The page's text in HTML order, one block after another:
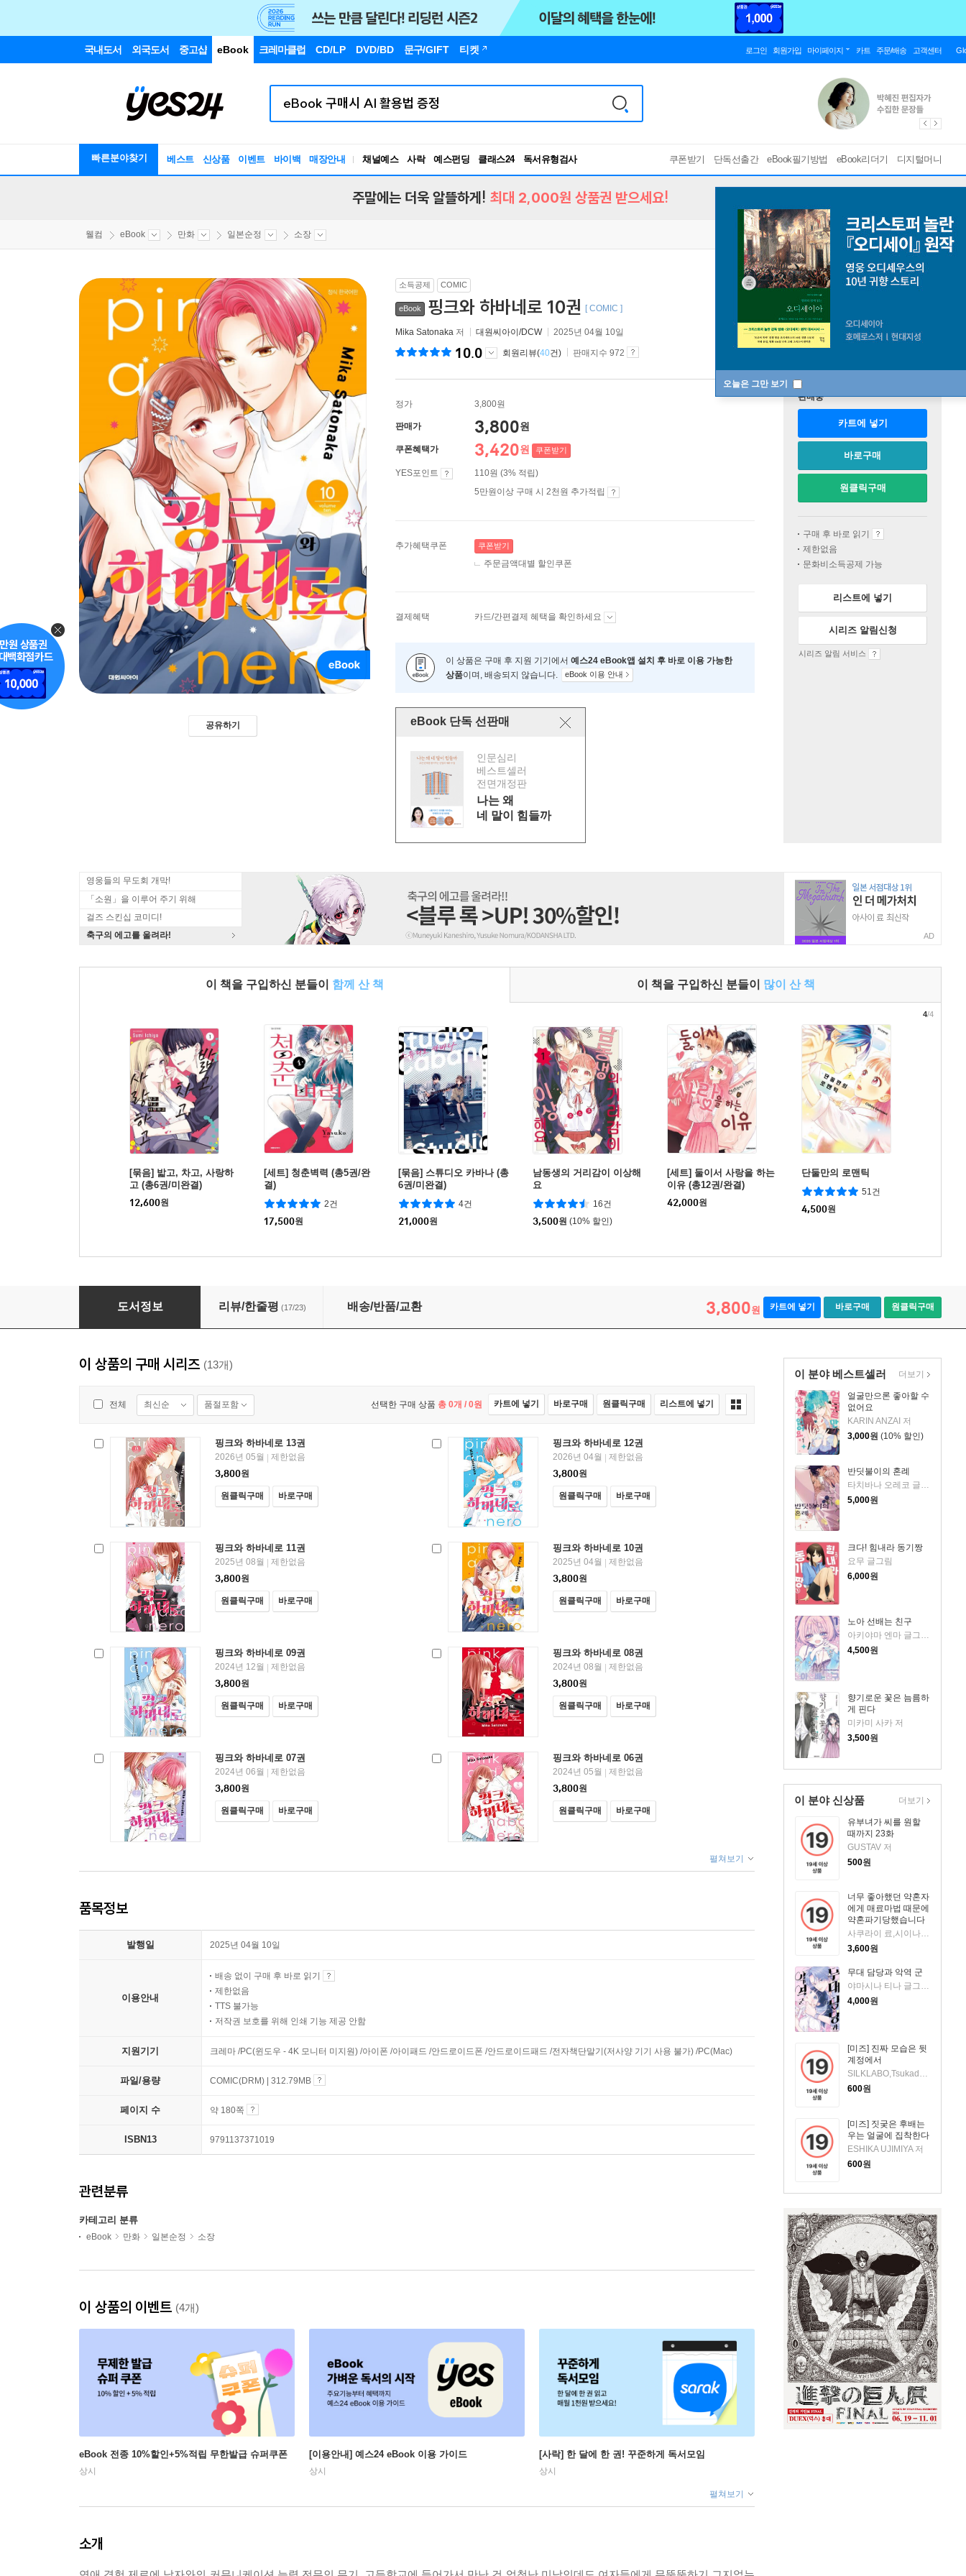
국내도서 외국도서 중고샵 eBook 크레마클럽 CD/LP DVD/BD 문구/GIFT 티켓 로그인 회원가입 마이페이지 카트 주문/배송 고객센터
빠른분야찾기 베스트 신상품 이벤트 바이백 매장안내 채널예스 사락 예스펀딩 클래스24
독서유형검사
RBTI Lab
쿠폰받기 단독선출간 eBook필기방법 eBook리더기 디지털머니
오늘은 그만 보기
주말에는 더욱 알뜰하게! 최대 2,000원 상품권 받으세요!
웰컴 eBook 만화 일본순정 소장
공유하기
소득공제 COMIC
eBook 핑크와 하바네로 10권 [ COMIC ]
Mika Satonaka 저 대원씨아이/DCW 2025년 04월 10일
10.0 회원리뷰(40건) 판매지수 972
정가 3,800원
판매가 3,800원
쿠폰혜택가 3,420원 쿠폰받기
YES포인트
110원 (3% 적립)
5만원이상 구매 시 2천원 추가적립
추가혜택쿠폰 쿠폰받기
주문금액대별 할인쿠폰
결제혜택 카드/간편결제 혜택을 확인하세요
이 상품은 구매 후 지원 기기에서 예스24 eBook앱 설치 후 바로 이용 가능한
상품이며, 배송되지 않습니다. eBook 이용 안내
eBook 단독 선판매
인문심리
베스트셀러
전면개정판
나는 왜
네 말이 힘들까
판매중
카트에 넣기
바로구매
원클릭구매
구매 후 바로 읽기
제한없음
문화비소득공제 가능
리스트에 넣기
시리즈 알림신청
시리즈 알림 서비스
영웅들의 무도회 개막!
「소원」을 이루어 주기 위해
걸즈 스킨십 코미디!
축구의 에고를 울려라!
AD
이 책을 구입하신 분들이 함께 산 책 이 책을 구입하신 분들이 많이 산 책
[묶음] 밟고, 차고, 사랑하
고 (총6권/미완결)
12,600원
[세트] 청춘벽력 (총5권/완
결)
2건
17,500원
[묶음] 스튜디오 카바나 (총
6권/미완결)
4건
21,000원
남동생의 거리감이 이상해
요
16건
3,500원 (10% 할인)
[세트] 둘이서 사랑을 하는
이유 (총12권/완결)
42,000원
단둘만의 로맨틱
51건
4,500원
4/4
핑크와 하바네로 10권
도서정보 리뷰/한줄평 (17/23) 배송/반품/교환 3,800원 카트에 넣기 바로구매 원클릭구매
이 분야 베스트셀러
얼굴만으론 좋아할 수
없어요
KARIN ANZAI 저
3,000원 (10% 할인)
반딧불이의 혼례
타치바나 오레코 글,그림/유유리 역
5,000원
크다! 힘내라 동기짱
요무 글그림
6,000원
노아 선배는 친구
아키야마 엔마 글그림/심이슬 역
4,500원
향기로운 꽃은 늠름하
게 핀다
미카미 사카 저
3,500원
더보기
이 분야 신상품
유부녀가 씨를 원할
때까지 23화
GUSTAV 저
500원
너무 좋아했던 약혼자
에게 매료마법 때문에
약혼파기당했습니다
사쿠라이 료,시이나 사에라 저
3,600원
무대 담당과 악역 군
4,000원
[미즈] 진짜 모습은 뒷
계정에서
SILKLABO,Tsukada 저
600원
[미즈] 짓궂은 후배는
우는 얼굴에 집착한다
ESHIKA UJIMIYA 저
600원
더보기
이 상품의 구매 시리즈 (13개)
전체 최신순 품절포함 선택한 구매 상품 총 0개 / 0원 카트에 넣기 바로구매 원클릭구매 리스트에 넣기
핑크와 하바네로 13권
2026년 05월 | 제한없음
3,800원
원클릭구매 바로구매
핑크와 하바네로 12권
2026년 04월 | 제한없음
3,800원
원클릭구매 바로구매
핑크와 하바네로 11권
2025년 08월 | 제한없음
3,800원
원클릭구매 바로구매
핑크와 하바네로 10권
2025년 04월 | 제한없음
3,800원
원클릭구매 바로구매
핑크와 하바네로 09권
2024년 12월 | 제한없음
3,800원
원클릭구매 바로구매
핑크와 하바네로 08권
2024년 08월 | 제한없음
3,800원
원클릭구매 바로구매
핑크와 하바네로 07권
2024년 06월 | 제한없음
3,800원
원클릭구매 바로구매
핑크와 하바네로 06권
2024년 05월 | 제한없음
3,800원
원클릭구매 바로구매
펼쳐보기
품목정보
발행일 2025년 04월 10일
이용안내
배송 없이 구매 후 바로 읽기
제한없음
TTS 불가능
저작권 보호를 위해 인쇄 기능 제공 안함
지원기기 크레마 /PC(윈도우 - 4K 모니터 미지원) /아이폰 /아이패드 /안드로이드폰 /안드로이드패드 /전자책단말기(저사양 기기 사용 불가) /PC(Mac)
파일/용량 COMIC(DRM) | 312.79MB
페이지 수 약 180쪽
ISBN13 9791137371019
관련분류
카테고리 분류
eBook 만화 일본순정 소장
이 상품의 이벤트 (4개)
eBook 전종 10%할인+5%적립 무한발급 슈퍼쿠폰
상시
[이용안내] 예스24 eBook 이용 가이드
상시
[사락] 한 달에 한 권! 꾸준하게 독서모임
상시
펼쳐보기
소개